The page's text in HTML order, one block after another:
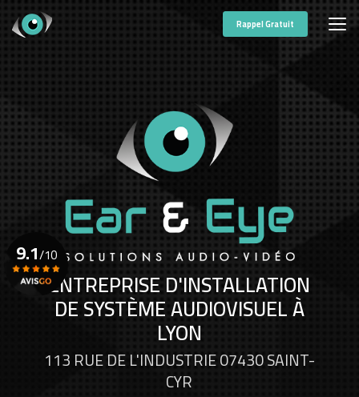
contenu
Rappel Gratuit
ENTREPRISE D'INSTALLATION
DE SYSTÈME AUDIOVISUEL À
LYON
113 RUE DE L'INDUSTRIE 07430 SAINT-
CYR
9.1/10
Voir le certificat